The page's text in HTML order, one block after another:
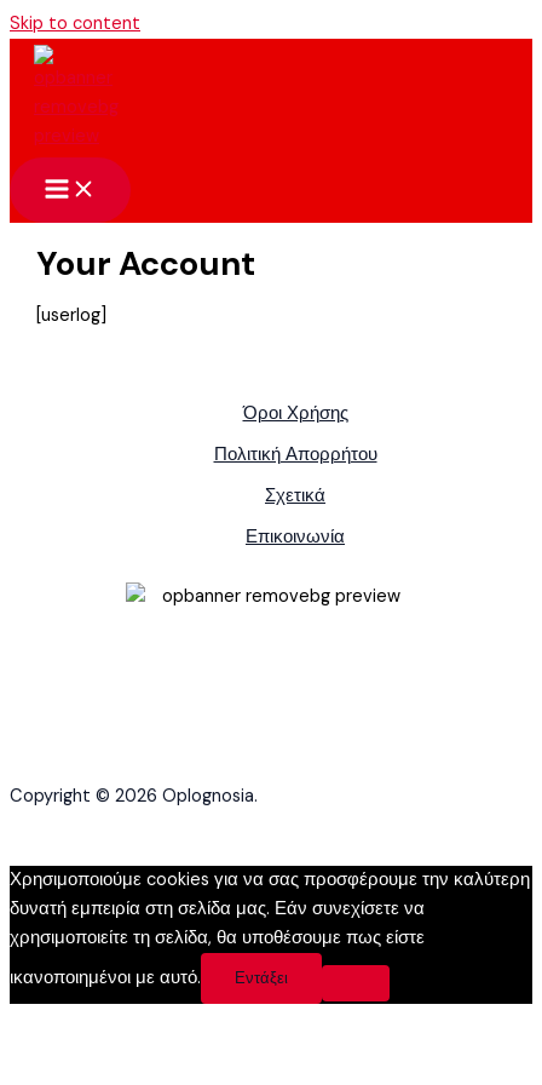
Skip to content
Your Account
[userlog]
Όροι Χρήσης
Πολιτική Απορρήτου
Σχετικά
Επικοινωνία
Copyright © 2026 Oplognosia.
Χρησιμοποιούμε cookies για να σας προσφέρουμε την καλύτερη
δυνατή εμπειρία στη σελίδα μας. Εάν συνεχίσετε να
χρησιμοποιείτε τη σελίδα, θα υποθέσουμε πως είστε
ικανοποιημένοι με αυτό.
Εντάξει